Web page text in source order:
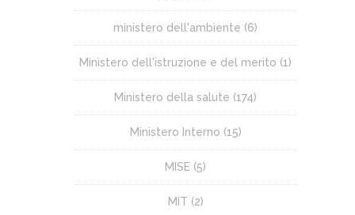
ministero dell'ambiente (6)
Ministero dell'istruzione e del merito (1)
Ministero della salute (174)
Ministero Interno (15)
MISE (5)
MIT (2)